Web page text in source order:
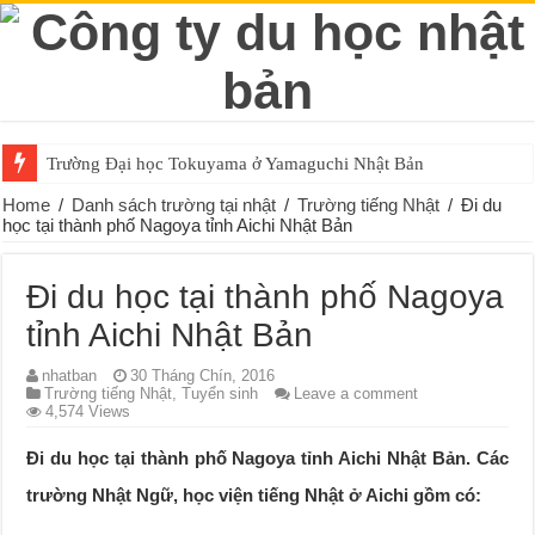
Trường Đại học Tokuyama ở Yamaguchi Nhật Bản
Trường Đại học Đông Á tại Yamaguchi Nhật Bản
Home / Danh sách trường tại nhật / Trường tiếng Nhật / Đi du
học tại thành phố Nagoya tỉnh Aichi Nhật Bản
Đi du học tại thành phố Nagoya
tỉnh Aichi Nhật Bản
nhatban
30 Tháng Chín, 2016
Trường tiếng Nhật,Tuyển sinh
Leave a comment
4,574 Views
Đi du học tại thành phố Nagoya tỉnh Aichi Nhật Bản. Các
trường Nhật Ngữ, học viện tiếng Nhật ở Aichi gồm có: